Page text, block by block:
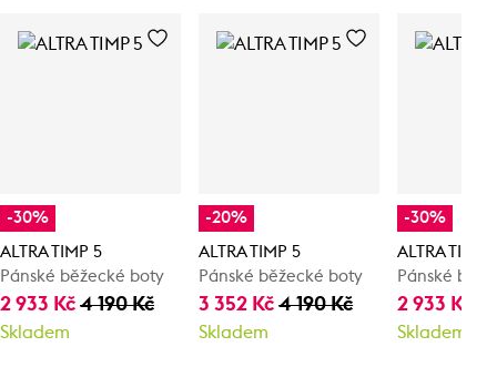
-30%
ALTRA TIMP 5
Pánské běžecké boty
2 933 Kč 4 190 Kč
Skladem
-20%
ALTRA TIMP 5
Pánské běžecké boty
3 352 Kč4 190 Kč
Skladem
-30%
ALTRA TIMP
Pánské
2 933 Kč
Skladem